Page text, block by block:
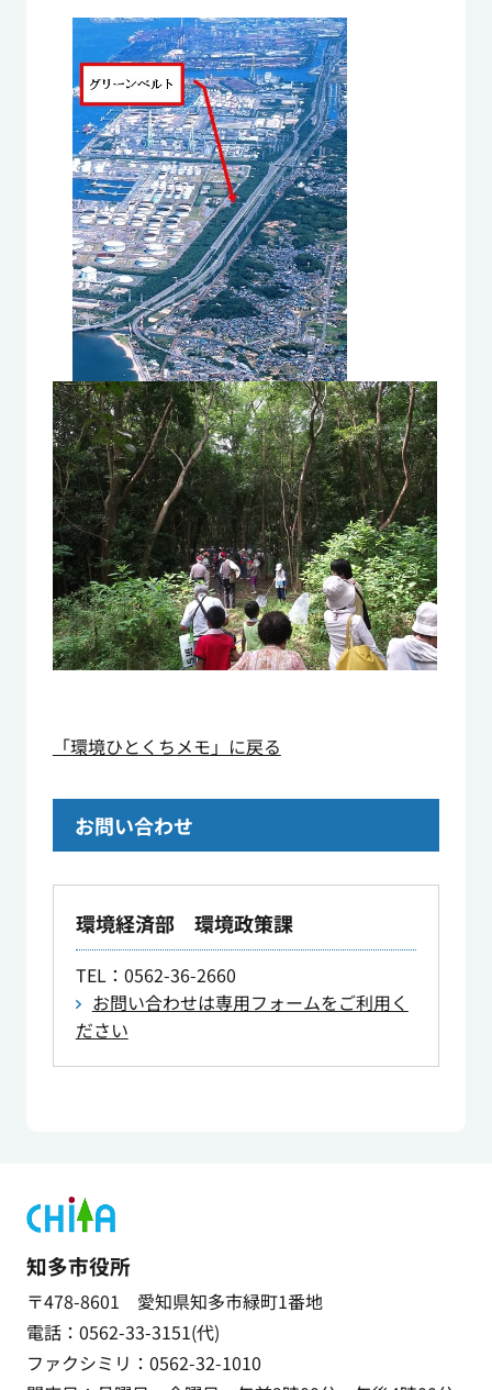
「環境ひとくちメモ」に戻る
お問い合わせ
環境経済部 環境政策課
TEL ：0562-36-2660
お問い合わせは専用フォームをご利用く
ださい
知多市役所
〒478-8601 愛知県知多市緑町1番地
電話：0562-33-3151(代)
ファクシミリ：0562-32-1010